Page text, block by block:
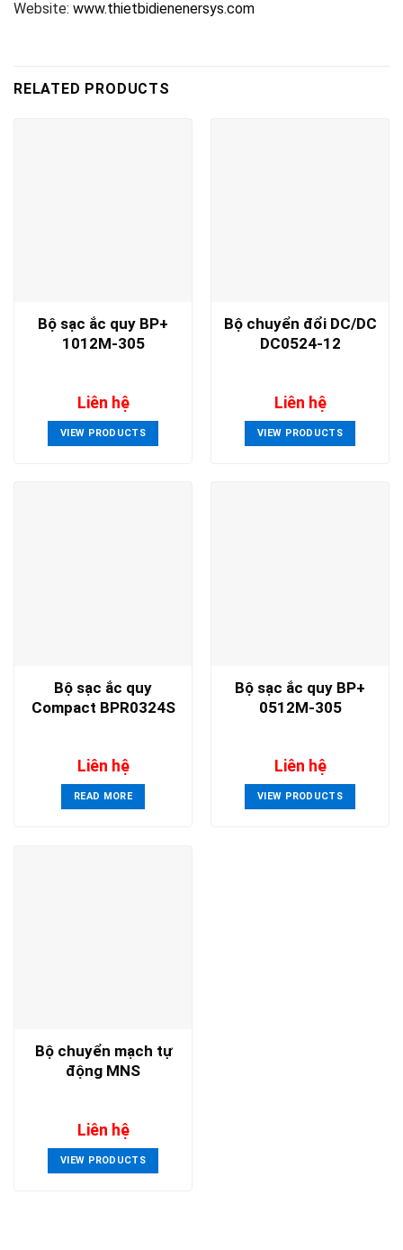
Website: www.thietbidienenersys.com
RELATED PRODUCTS
Bộ sạc ắc quy BP+
1012M-305
Liên hệ
VIEW PRODUCTS
Bộ chuyển đổi DC/DC
DC0524-12
Liên hệ
VIEW PRODUCTS
Bộ sạc ắc quy
Compact BPR0324S
Liên hệ
READ MORE
Bộ sạc ắc quy BP+
0512M-305
Liên hệ
VIEW PRODUCTS
Bộ chuyển mạch tự
động MNS
Liên hệ
VIEW PRODUCTS